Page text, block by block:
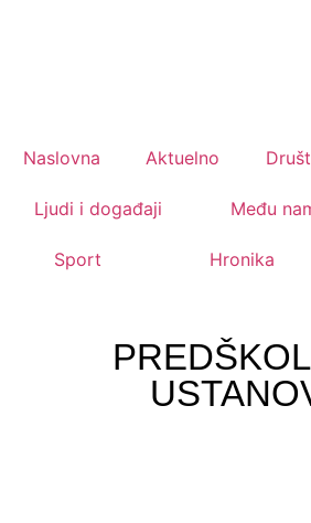
Naslovna Aktuelno
Ljudi i događaji Među
Sport Hronika